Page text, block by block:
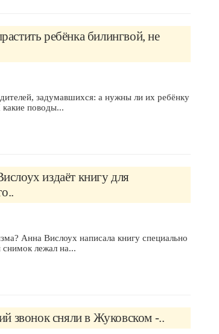
ребёнка билингвой, не
задумавшихся: а нужны ли их ребёнку
какие поводы...
издаёт книгу для
Анна Вислоух написала книгу специально
снимок лежал на...
звонок сняли в Жуковском -..